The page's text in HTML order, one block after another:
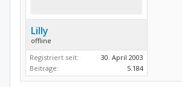
Lilly
offline
Registriert seit:
30. April 2003
Beiträge:
5.184